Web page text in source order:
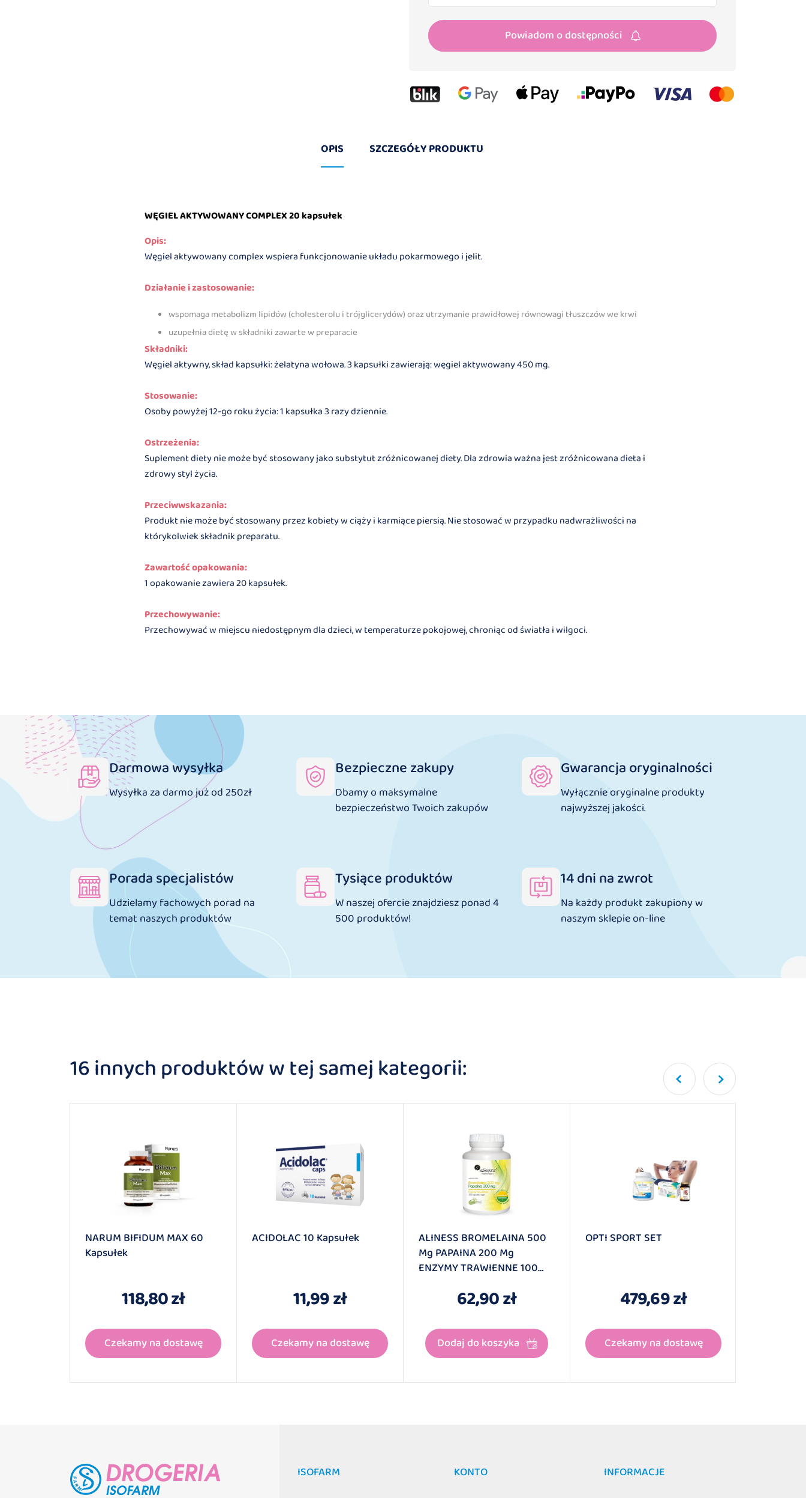
Powiadom o dostępności
OPIS SZCZEGÓŁY PRODUKTU
WĘGIEL AKTYWOWANY COMPLEX 20 kapsułek
Opis:
Węgiel aktywowany complex wspiera funkcjonowanie układu pokarmowego i jelit.
Działanie i zastosowanie:
wspomaga metabolizm lipidów (cholesterolu i trójglicerydów) oraz utrzymanie prawidłowej równowagi tłuszczów we krwi
uzupełnia dietę w składniki zawarte w preparacie
Składniki:
Węgiel aktywny, skład kapsułki: żelatyna wołowa. 3 kapsułki zawierają: węgiel aktywowany 450 mg.
Stosowanie:
Osoby powyżej 12-go roku życia: 1 kapsułka 3 razy dziennie.
Ostrzeżenia:
Suplement diety nie może być stosowany jako substytut zróżnicowanej diety. Dla zdrowia ważna jest zróżnicowana dieta i
zdrowy styl życia.
Przeciwwskazania:
Produkt nie może być stosowany przez kobiety w ciąży i karmiące piersią. Nie stosować w przypadku nadwrażliwości na
którykolwiek składnik preparatu.
Zawartość opakowania:
1 opakowanie zawiera 20 kapsułek.
Przechowywanie:
Przechowywać w miejscu niedostępnym dla dzieci, w temperaturze pokojowej, chroniąc od światła i wilgoci.
Darmowa wysyłka
Wysyłka za darmo już od 250zł
Bezpieczne zakupy
Dbamy o maksymalne
bezpieczeństwo Twoich zakupów
Gwarancja oryginalności
Wyłącznie oryginalne produkty
najwyższej jakości.
Porada specjalistów
Udzielamy fachowych porad na
temat naszych produktów
Tysiące produktów
W naszej ofercie znajdziesz ponad 4
500 produktów!
14 dni na zwrot
Na każdy produkt zakupiony w
naszym sklepie on-line
16 innych produktów w tej samej kategorii:
NARUM BIFIDUM MAX 60
Kapsułek
118,80 zł
Czekamy na dostawę
ACIDOLAC 10 Kapsułek
11,99 zł
Czekamy na dostawę
ALINESS BROMELAINA 500
Mg PAPAINA 200 Mg
ENZYMY TRAWIENNE 100
62,90 zł
Dodaj do koszyka
OPTI SPORT SET
479,69 zł
Czekamy na dostawę
ISOFARM KONTO INFORMACJE